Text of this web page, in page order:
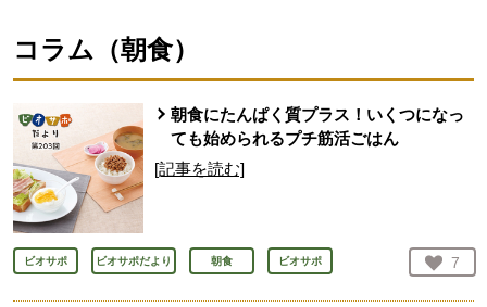
コラム（朝食）
朝食にたんぱく質プラス！いくつになっ
ても始められるプチ筋活ごはん
[記事を読む]
ビオサポ ビオサポだより 朝食 ビオサポ お気
7
人